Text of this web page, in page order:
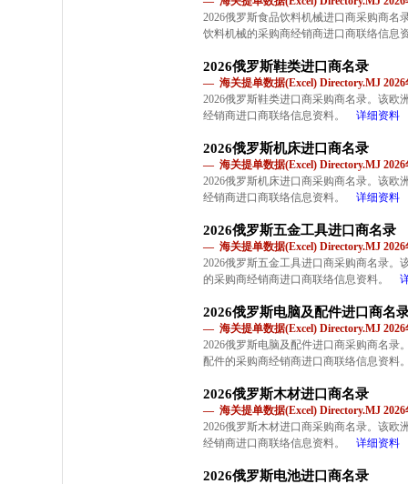
2026俄罗斯食品饮料机械进口商采购商名
饮料机械的采购商经销商进口商联络信息
2026俄罗斯鞋类进口商名录
— 海关提单数据(Excel) Directory.MJ 2026
2026俄罗斯鞋类进口商采购商名录。该欧
经销商进口商联络信息资料。
详细资料
2026俄罗斯机床进口商名录
— 海关提单数据(Excel) Directory.MJ 2026
2026俄罗斯机床进口商采购商名录。该欧
经销商进口商联络信息资料。
详细资料
2026俄罗斯五金工具进口商名录
— 海关提单数据(Excel) Directory.MJ 2026
2026俄罗斯五金工具进口商采购商名录。
的采购商经销商进口商联络信息资料。
2026俄罗斯电脑及配件进口商名
— 海关提单数据(Excel) Directory.MJ 2026
2026俄罗斯电脑及配件进口商采购商名录
配件的采购商经销商进口商联络信息资料
2026俄罗斯木材进口商名录
— 海关提单数据(Excel) Directory.MJ 2026
2026俄罗斯木材进口商采购商名录。该欧
经销商进口商联络信息资料。
详细资料
2026俄罗斯电池进口商名录